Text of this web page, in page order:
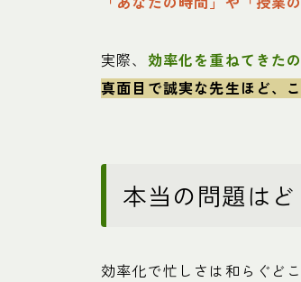
実際、 効率化を重ねてきた
真面目で誠実な先生ほど、
本当の問題は
効率化で忙しさは和らぐど